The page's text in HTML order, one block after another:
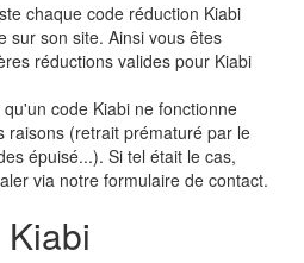
chaque code réduction Kiabi
sur son site. Ainsi vous êtes
réductions valides pour Kiabi
code Kiabi ne fonctionne
raisons (retrait prématuré par le
épuisé...). Si tel était le cas,
via notre formulaire de contact.